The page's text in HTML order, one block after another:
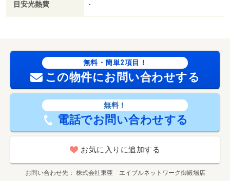
目安光熱費 -
無料・簡単2項目！
この物件にお問い合わせする
無料！
電話でお問い合わせする
お気に入りに追加する
お問い合わせ先
株式会社東亜 エイブルネットワーク御殿場店